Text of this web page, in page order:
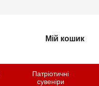
Мій кошик
Патріотичні
сувеніри